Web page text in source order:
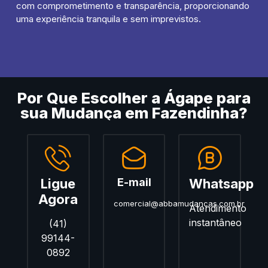
com comprometimento e transparência, proporcionando
uma experiência tranquila e sem imprevistos.
Por Que Escolher a Ágape para
sua Mudança em Fazendinha?
Ligue
Agora
(41)
99144-
0892
E-mail
comercial@abbamudancas.com.br
Whatsapp
Atendimento
instantâneo